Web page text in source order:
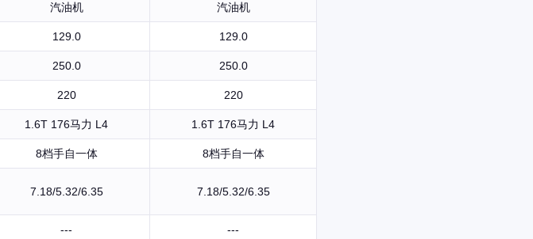
汽油机 汽油机
129.0 129.0
250.0 250.0
220 220
1.6T 176马力 L4 1.6T 176马力 L4
8档手自一体 8档手自一体
7.18/5.32/6.35 7.18/5.32/6.35
--- ---